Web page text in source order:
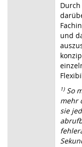
und
1)So
mehr
sie